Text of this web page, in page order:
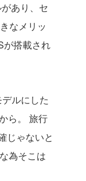
あり、セ
なメリッ
が搭載され
ルにした
。
旅行
じゃないと
為そこは